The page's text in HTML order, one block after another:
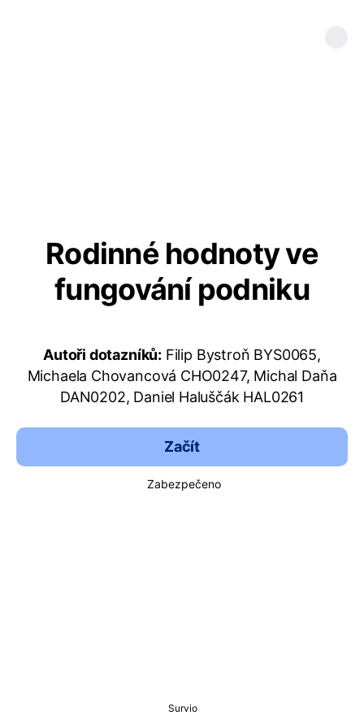
Rodinné hodnoty ve
fungování podniku
Autoři dotazníků: Filip Bystroň BYS0065,
Michaela Chovancová CHO0247, Michal Daňa
DAN0202, Daniel Haluščák HAL0261
Začít
Zabezpečeno
Survio